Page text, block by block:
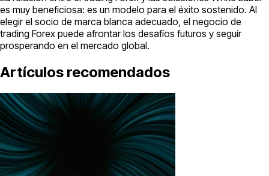
es muy beneficiosa: es un modelo para el éxito sostenido. Al
elegir el socio de marca blanca adecuado, el negocio de
trading Forex puede afrontar los desafíos futuros y seguir
prosperando en el mercado global.
Artículos recomendados